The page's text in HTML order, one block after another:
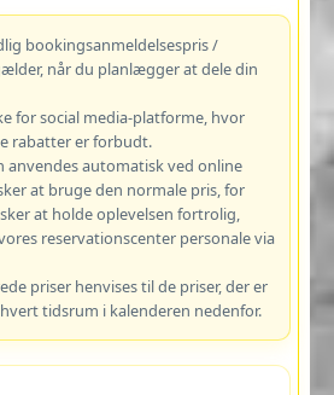
bookingsanmeldelsespris /
når du planlægger at dele din
for social media-platforme, hvor
rabatter er forbudt.
anvendes automatisk ved online
at bruge den normale pris, for
at holde oplevelsen fortrolig,
reservationscenter personale via
priser henvises til de priser, der er
tidsrum i kalenderen nedenfor.